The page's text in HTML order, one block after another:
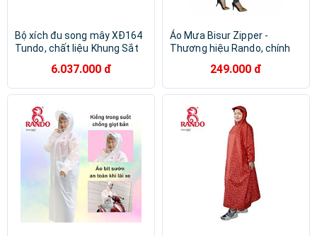
Bộ xích đu song mây XĐ164
Tundo, chất liệu Khung Sắt
6.037.000 đ
Áo Mưa Bisur Zipper -
Thương hiệu Rando, chính
249.000 đ